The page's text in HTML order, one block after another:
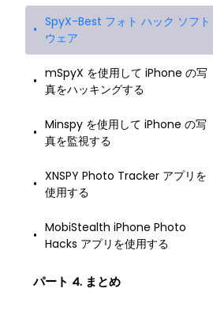
SpyX-Best フォト ハック ソフト
ウェア
mSpyX を使用して iPhone の写
真をハッキングする
Minspy を使用して iPhone の写
真を監視する
XNSPY Photo Tracker アプリを
使用する
MobiStealth iPhone Photo
Hacks アプリを使用する
パート 4. まとめ